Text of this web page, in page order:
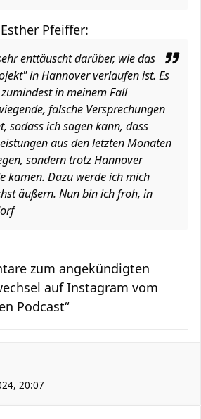
Pfeiffer:
enttäuscht darüber, wie das
in Hannover verlaufen ist. Es
in meinem Fall
falsche Versprechungen
sodass ich sagen kann, dass
aus den letzten Monaten
sondern trotz Hannover
kamen. Dazu werde ich mich
äußern. Nun bin ich froh, in
zum angekündigten
auf Instagram vom
Podcast“
20:07